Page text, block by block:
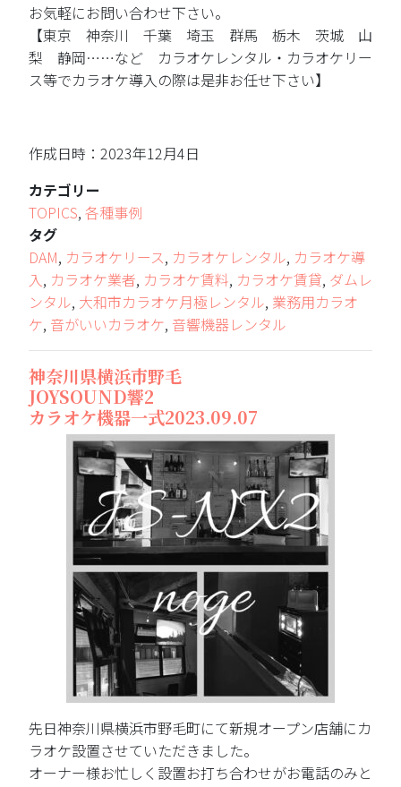
お気軽にお問い合わせ下さい。
【東京 神奈川 千葉 埼玉 群馬 栃木 茨城 山
梨 静岡……など カラオケレンタル・カラオケリー
ス等でカラオケ導入の際は是非お任せ下さい】
作成日時：2023年12月4日
カテゴリー
TOPICS, 各種事例
タグ
DAM, カラオケリース, カラオケレンタル, カラオケ導
入, カラオケ業者, カラオケ賃料, カラオケ賃貸, ダムレ
ンタル, 大和市カラオケ月極レンタル, 業務用カラオ
ケ, 音がいいカラオケ, 音響機器レンタル
神奈川県横浜市野毛
JOYSOUND響2
カラオケ機器一式2023.09.07
先日神奈川県横浜市野毛町にて新規オープン店舗にカ
ラオケ設置させていただきました。
オーナー様お忙しく設置お打ち合わせがお電話のみと